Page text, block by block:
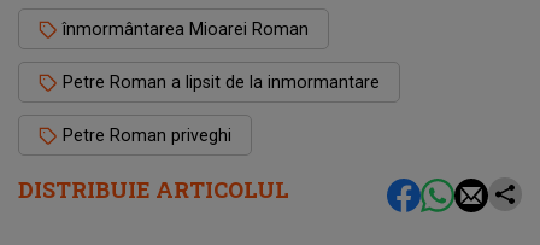
DISTRIBUIE ARTICOLUL
înmormântarea Mioarei Roman
Petre Roman a lipsit de la inmormantare
Petre Roman priveghi